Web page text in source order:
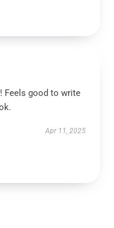
Feels good to write
Apr 11, 2025